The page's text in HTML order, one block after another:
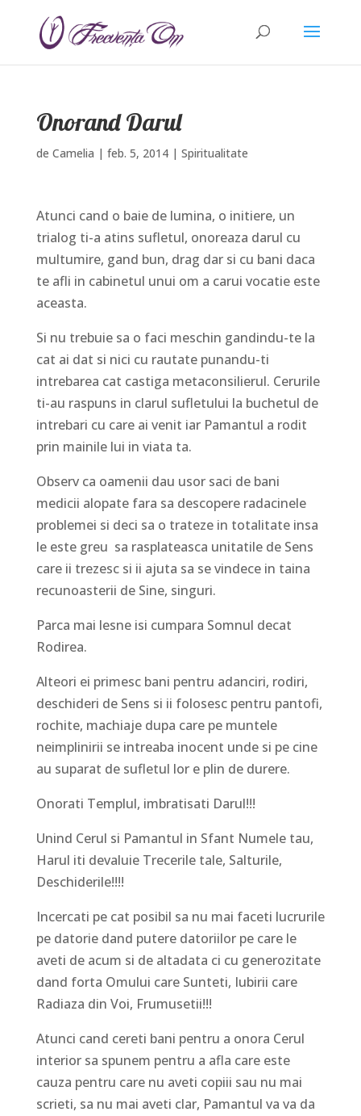
Onorand Darul
de Camelia | feb. 5, 2014| Spiritualitate
Atunci cand o baie de lumina, o initiere, un
trialog ti-a atins sufletul, onoreaza darul cu
multumire, gand bun, drag dar si cu bani daca
te afli in cabinetul unui om a carui vocatie este
aceasta.
Si nu trebuie sa o faci meschin gandindu-te la
cat ai dat si nici cu rautate punandu-ti
intrebarea cat castiga metaconsilierul. Cerurile
ti-au raspuns in clarul sufletului la buchetul de
intrebari cu care ai venit iar Pamantul a rodit
prin mainile lui in viata ta.
Observ ca oamenii dau usor saci de bani
medicii alopate fara sa descopere radacinele
problemei si deci sa o trateze in totalitate insa
le este greu sa rasplateasca unitatile de Sens
care ii trezesc si ii ajuta sa se vindece in taina
recunoasterii de Sine, singuri.
Parca mai lesne isi cumpara Somnul decat
Rodirea.
Alteori ei primesc bani pentru adanciri, rodiri,
deschideri de Sens si ii folosesc pentru pantofi,
rochite, machiaje dupa care pe muntele
neimplinirii se intreaba inocent unde si pe cine
au suparat de sufletul lor e plin de durere.
Onorati Templul, imbratisati Darul!!!
Unind Cerul si Pamantul in Sfant Numele tau,
Harul iti devaluie Trecerile tale, Salturile,
Deschiderile!!!!
Incercati pe cat posibil sa nu mai faceti lucrurile
pe datorie dand putere datoriilor pe care le
aveti de acum si de altadata ci cu generozitate
dand forta Omului care Sunteti, Iubirii care
Radiaza din Voi, Frumusetii!!!
Atunci cand cereti bani pentru a onora Cerul
interior sa spunem pentru a afla care este
cauza pentru care nu aveti copiii sau nu mai
scrieti, sa nu mai aveti clar, Pamantul va va da